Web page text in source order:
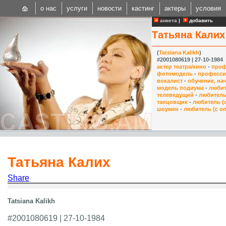
анкета | добавить
Татьяна Калих
(Tatsiana Kalikh)
#2001080619 | 27-10-1984
актер театра/кино -
фотомодель -
вокалист - обучение,
модель подиума -
телеведущий -
танцовщик - любитель
шоумен - любитель (с
Татьяна Калих
Share
Tatsiana Kalikh
#2001080619 | 27-10-1984
о нас услуги новости кастинг актеры условия